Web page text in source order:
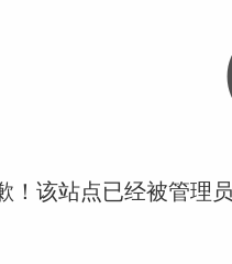
！该站点已经被管理